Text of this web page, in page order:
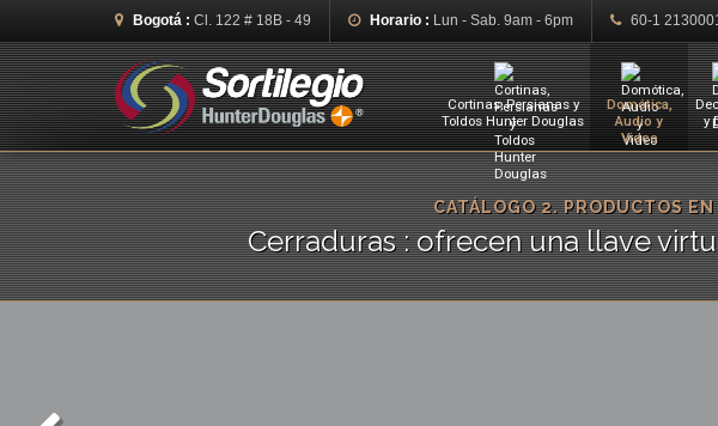
Bogotá : Cl. 122 # 18B - 49 Horario : Lun - Sab. 9am - 6pm
60-1
Cortinas, Persianas y
Toldos Hunter Douglas
Domótica,
Audio y
Video
y
CATÁLOGO 2. PRODUCTOS
Cerraduras : ofrecen una llave